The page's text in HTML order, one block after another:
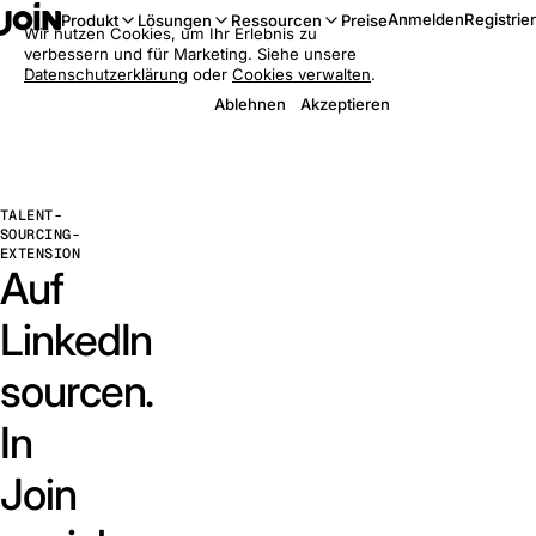
Produkt Lösungen Ressourcen PreiseAnmelden
TALENT-
SOURCING-
EXTENSION
Auf
LinkedIn
sourcen.
In
Join
Wir nutzen Cookies, um Ihr Erlebnis zu
verbessern und für Marketing. Siehe unsere
Datenschutzerklärung oder Cookies verwalten.
Ablehnen
Akzeptieren